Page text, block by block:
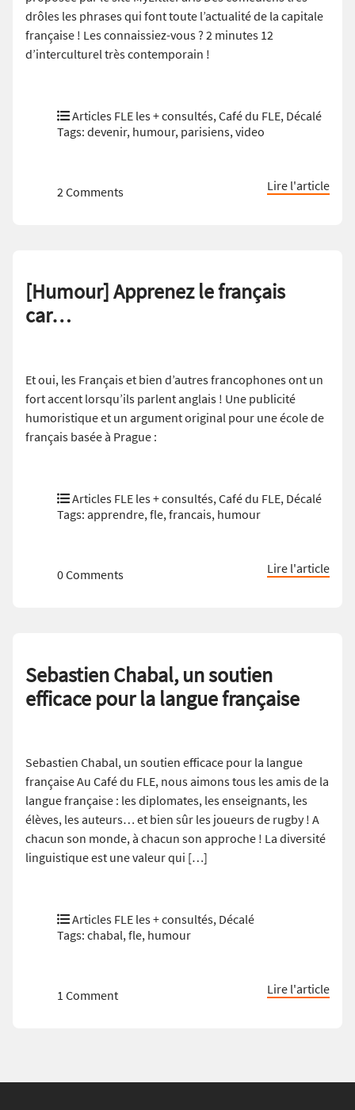
drôles les phrases qui font toute l’actualité de la capitale
française ! Les connaissiez-vous ? 2 minutes 12
d’interculturel très contemporain !
Articles FLE les + consultés, Café du FLE, Décalé
Tags: devenir, humour, parisiens, video
2 Comments Lire l'article
[Humour] Apprenez le français
car…
Et oui, les Français et bien d’autres francophones ont un
fort accent lorsqu’ils parlent anglais ! Une publicité
humoristique et un argument original pour une école de
français basée à Prague :
Articles FLE les + consultés, Café du FLE, Décalé
Tags: apprendre, fle, francais, humour
0 Comments Lire l'article
Sebastien Chabal, un soutien
efficace pour la langue française
Sebastien Chabal, un soutien efficace pour la langue
française Au Café du FLE, nous aimons tous les amis de la
langue française : les diplomates, les enseignants, les
élèves, les auteurs… et bien sûr les joueurs de rugby ! A
chacun son monde, à chacun son approche ! La diversité
linguistique est une valeur qui […]
Articles FLE les + consultés, Décalé
Tags: chabal,fle, humour
1 Comment Lire l'article